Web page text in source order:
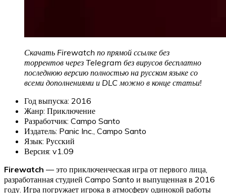
Скачать Firewatch по прямой ссылке без
торрентов через Telegram без вирусов бесплатно
последнюю версию полностью на русском языке со
всеми дополнениями и DLC можно в конце статьи!
Год выпуска: 2016
Жанр: Приключение
Разработчик: Campo Santo
Издатель: Panic Inc., Campo Santo
Язык: Русский
Версия: v1.09
Firewatch — это приключенческая игра от первого лица,
разработанная студией Campo Santo и выпущенная в 2016
году. Игра погружает игрока в атмосферу одинокой работы